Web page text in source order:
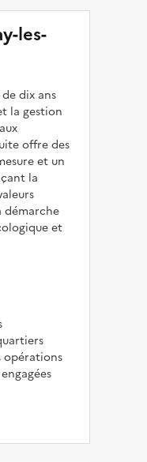
les-
dix ans
la gestion
offre des
et un
la
démarche
et
opérations